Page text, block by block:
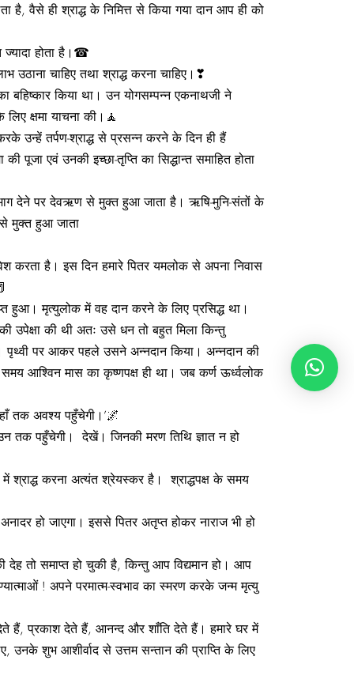
वैसे ही श्राद्ध के निमित्त से किया गया दान आप ही को
होता है।☎
चाहिए तथा श्राद्ध करना चाहिए।❣
बहिष्कार किया था। उन योगसम्पन्न एकनाथजी ने
क्षमा याचना की।🧘
उन्हें तर्पण-श्राद्ध से प्रसन्न करने के दिन ही हैं
पूजा एवं उनकी इच्छा-तृप्ति का सिद्धान्त समाहित होता
देने पर देवऋण से मुक्त हुआ जाता है। ऋषि-मुनि-संतों के
मुक्त हुआ जाता
करता है। इस दिन हमारे पितर यमलोक से अपना निवास
हुआ। मृत्युलोक में वह दान करने के लिए प्रसिद्ध था।
की थी अतः उसे धन तो बहुत मिला किन्तु
पृथ्वी पर आकर पहले उसने अन्नदान किया। अन्नदान की
आश्विन मास का कृष्णपक्ष ही था। जब कर्ण ऊर्ध्वलोक
तक अवश्य पहुँचेगी।’🌌
तक पहुँचेगी। देखें। जिनकी मरण तिथि ज्ञात न हो
में श्राद्ध करना अत्यंत श्रेयस्कर है। श्राद्धपक्ष के समय
हो जाएगा। इससे पितर अतृप्त होकर नाराज भी हो
देह तो समाप्त हो चुकी है, किन्तु आप विद्यमान हो। आप
! अपने परमात्म-स्वभाव का स्मरण करके जन्म मृत्यु
हैं, प्रकाश देते हैं, आनन्द और शाँति देते हैं। हमारे घर में
उनके शुभ आशीर्वाद से उत्तम सन्तान की प्राप्ति के लिए